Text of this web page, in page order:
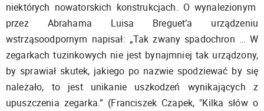
niektórych nowatorskich konstrukcjach. O wynalezionym
przez Abrahama Luisa Breguet’a urządzeniu
wstrząsoodpornym napisał: „Tak zwany spadochron … W
zegarkach tuzinkowych nie jest bynajmniej tak urządzony,
by sprawiał skutek, jakiego po nazwie spodziewać by się
należało, to jest unikanie uszkodzeń wynikających z
upuszczenia zegarka.” (Franciszek Czapek, "Kilka słów o